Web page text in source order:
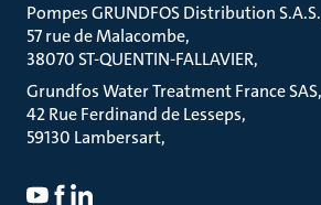
Pompes GRUNDFOS Distribution S.A.S.
57 rue de Malacombe
38070 ST-QUENTIN-FALLAVIER
Grundfos Water Treatment France SAS
42 Rue Ferdinand de Lesseps
59130 Lambersart